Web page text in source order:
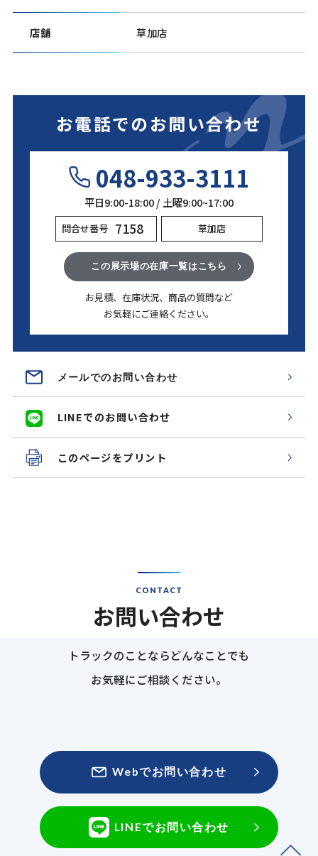
店舗 草加店
お電話でのお問い合わせ
048-933-3111
平日9:00-18:00 / 土曜9:00~17:00
問合せ番号 7158 草加店
この展示場の在庫一覧はこちら
お見積、在庫状況、商品の質問など
お気軽にご連絡ください。
メールでのお問い合わせ
LINEでのお問い合わせ
このページをプリント
CONTACT
お問い合わせ
トラックのことならどんなことでも
お気軽にご相談ください。
Webでお問い合わせ
LINEでお問い合わせ